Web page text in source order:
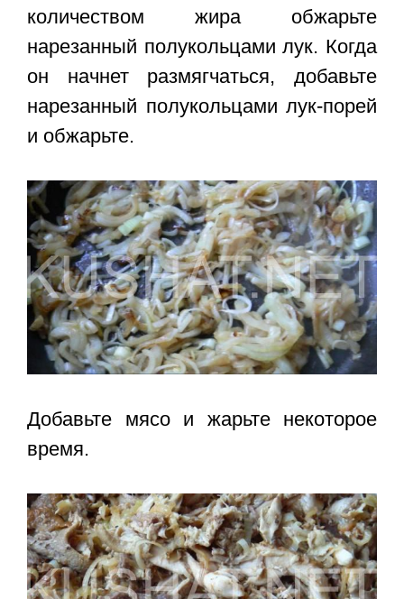
количеством жира обжарьте
нарезанный полукольцами лук. Когда
он начнет размягчаться, добавьте
нарезанный полукольцами лук-порей
и обжарьте.
Добавьте мясо и жарьте некоторое
время.